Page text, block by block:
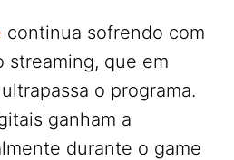
continua sofrendo com
streaming, que em
o programa.
ganham a
durante o game